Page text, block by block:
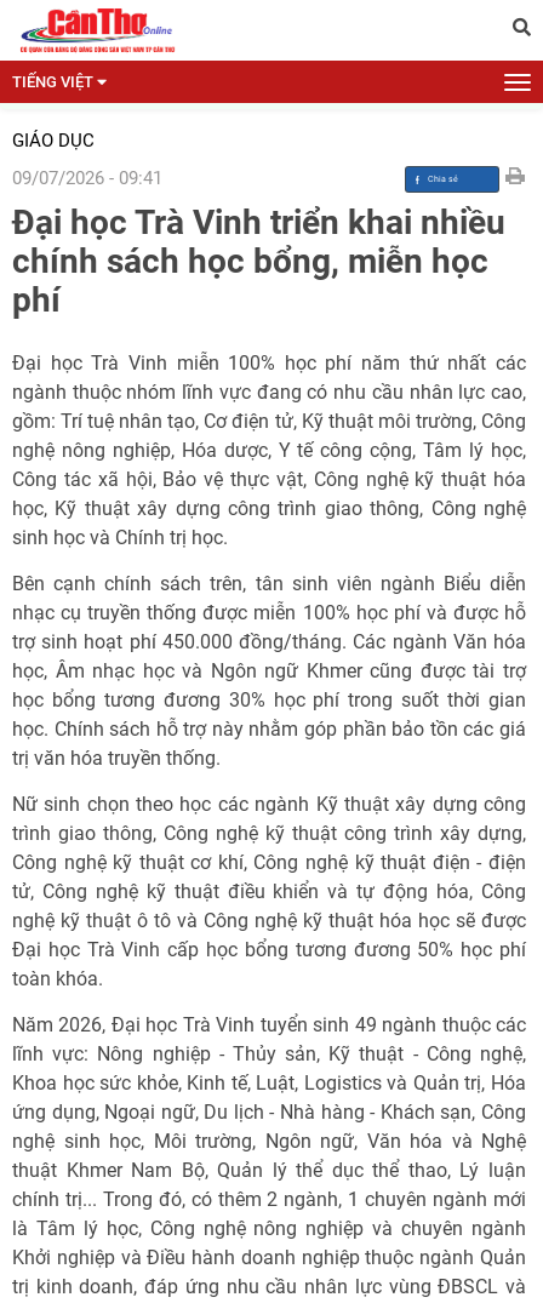
TIẾNG VIỆT
GIÁO DỤC
09/07/2026 - 09:41
Đại học Trà Vinh triển khai nhiều
chính sách học bổng, miễn học
phí
Đại học Trà Vinh miễn 100% học phí năm thứ nhất các
ngành thuộc nhóm lĩnh vực đang có nhu cầu nhân lực cao,
gồm: Trí tuệ nhân tạo, Cơ điện tử, Kỹ thuật môi trường, Công
nghệ nông nghiệp, Hóa dược, Y tế công cộng, Tâm lý học,
Công tác xã hội, Bảo vệ thực vật, Công nghệ kỹ thuật hóa
học, Kỹ thuật xây dựng công trình giao thông, Công nghệ
sinh học và Chính trị học.
Bên cạnh chính sách trên, tân sinh viên ngành Biểu diễn
nhạc cụ truyền thống được miễn 100% học phí và được hỗ
trợ sinh hoạt phí 450.000 đồng/tháng. Các ngành Văn hóa
học, Âm nhạc học và Ngôn ngữ Khmer cũng được tài trợ
học bổng tương đương 30% học phí trong suốt thời gian
học. Chính sách hỗ trợ này nhằm góp phần bảo tồn các giá
trị văn hóa truyền thống.
Nữ sinh chọn theo học các ngành Kỹ thuật xây dựng công
trình giao thông, Công nghệ kỹ thuật công trình xây dựng,
Công nghệ kỹ thuật cơ khí, Công nghệ kỹ thuật điện - điện
tử, Công nghệ kỹ thuật điều khiển và tự động hóa, Công
nghệ kỹ thuật ô tô và Công nghệ kỹ thuật hóa học sẽ được
Đại học Trà Vinh cấp học bổng tương đương 50% học phí
toàn khóa.
Năm 2026, Đại học Trà Vinh tuyển sinh 49 ngành thuộc các
lĩnh vực: Nông nghiệp - Thủy sản, Kỹ thuật - Công nghệ,
Khoa học sức khỏe, Kinh tế, Luật, Logistics và Quản trị, Hóa
ứng dụng, Ngoại ngữ, Du lịch - Nhà hàng - Khách sạn, Công
nghệ sinh học, Môi trường, Ngôn ngữ, Văn hóa và Nghệ
thuật Khmer Nam Bộ, Quản lý thể dục thể thao, Lý luận
chính trị... Trong đó, có thêm 2 ngành, 1 chuyên ngành mới
là Tâm lý học, Công nghệ nông nghiệp và chuyên ngành
Khởi nghiệp và Điều hành doanh nghiệp thuộc ngành Quản
trị kinh doanh, đáp ứng nhu cầu nhân lực vùng ĐBSCL và